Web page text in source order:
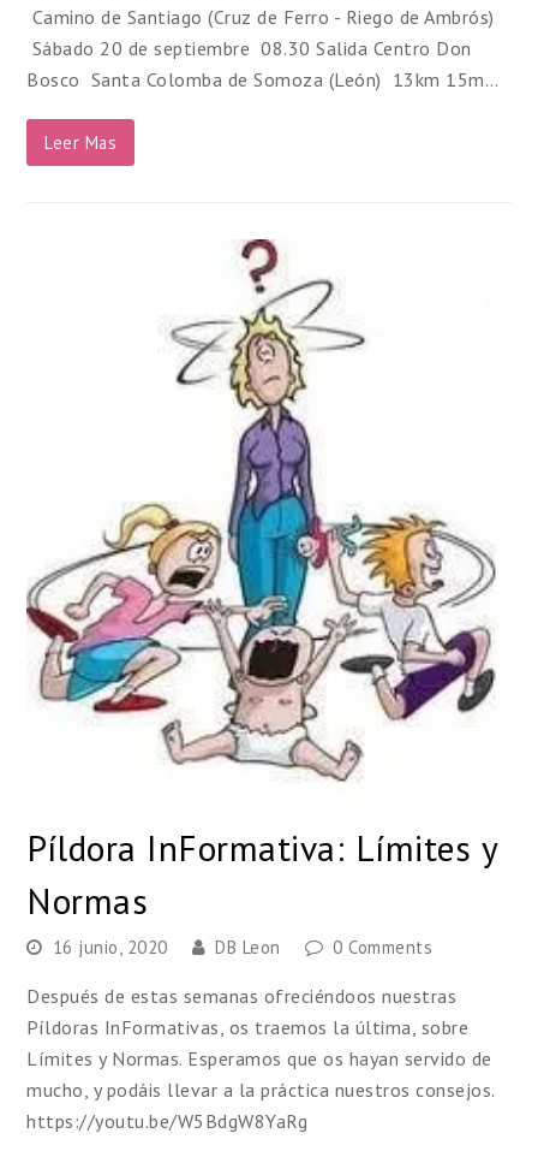
Camino de Santiago (Cruz de Ferro - Riego de Ambrós)
Sábado 20 de septiembre 08.30 Salida Centro Don
Bosco Santa Colomba de Somoza (León) 13km 15m…
Leer Mas
Píldora InFormativa: Límites y
Normas
16 junio, 2020 DB Leon 0 Comments
Después de estas semanas ofreciéndoos nuestras
Píldoras InFormativas, os traemos la última, sobre
Límites y Normas. Esperamos que os hayan servido de
mucho, y podáis llevar a la práctica nuestros consejos.
https://youtu.be/W5BdgW8YaRg